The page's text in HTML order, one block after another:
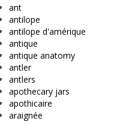
ant
antilope
antilope d'amérique
antique
antique anatomy
antler
antlers
apothecary jars
apothicaire
araignée